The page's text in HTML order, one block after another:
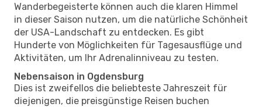
Wanderbegeisterte können auch die klaren Himmel
in dieser Saison nutzen, um die natürliche Schönheit
der USA-Landschaft zu entdecken. Es gibt
Hunderte von Möglichkeiten für Tagesausflüge und
Aktivitäten, um Ihr Adrenalinniveau zu testen.
Nebensaison in Ogdensburg
Dies ist zweifellos die beliebteste Jahreszeit für
diejenigen, die preisgünstige Reisen buchen